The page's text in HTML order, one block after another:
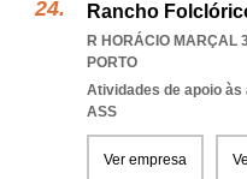
Rancho
R HORÁCIO MARÇAL
PORTO
Atividades de apoio
ASS
Ver empresa